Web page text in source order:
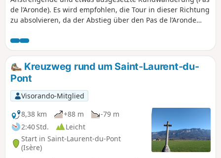
Rochers de Pierre Taillée s'effectuant
sur une sente en déshérence puis dans
conviendra aux randonneurs en quête
de lieu secret. GPS ou application
Visorando recommandé.Ce parcours
s'adresse à des randonneurs bien
préparés physiquement.
de l’Aronde). Es wird empfohlen, die Tour in dieser Richtung
zu absolvieren, da der Abstieg über den Pas de l’Aronde
Goulet du Lorzier hinter sich gelassen haben, werden Sie
mit einer herrlichen Landschaft belohnt (Belledonne,
Chartreuse…). ⚠️ Achtung! Einige Passagen sind ausgesetzt,
ein etwa zehn Meter langes Seil kann nützlich sein.
Kreuzweg rund um Saint-Laurent-du-
Pont
Visorando-Mitglied
8,38 km
+88 m
-79 m
2:40 Std.
Leicht
Start in Saint-Laurent-du-Pont
(Isère)